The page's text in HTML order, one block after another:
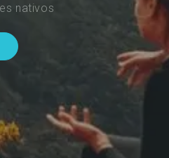
nativos